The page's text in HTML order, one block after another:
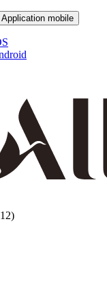
Application mobile